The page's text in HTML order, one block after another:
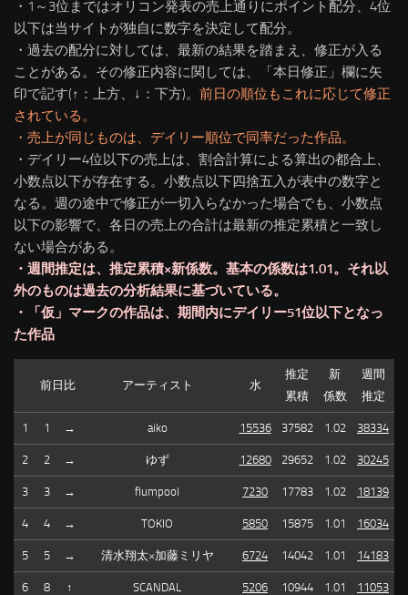
・1～3位まではオリコン発表の売上通りにポイント配分、4位
以下は当サイトが独自に数字を決定して配分。
・過去の配分に対しては、最新の結果を踏まえ、修正が入る
ことがある。 その修正内容に関しては、「本日修正」欄に矢
印で記す(↑：上方、↓：下方)。 前日の順位もこれに応じて修正
されている。
・売上が同じものは、デイリー順位で同率だった作品。
・デイリー4位以下の売上は、割合計算による算出の都合上、
小数点以下が存在する。小数点以下四捨五入が表中の数字と
なる。週の途中で修正が一切入らなかった場合でも、小数点
以下の影響で、各日の売上の合計は最新の推定累積と一致し
ない場合がある。
・週間推定は、推定累積×新係数。基本の係数は1.01。それ以
外のものは過去の分析結果に基づいている。
・「仮」マークの作品は、期間内にデイリー51位以下となっ
た作品
前日比 アーティスト 水
推定
累積
新
係数
週間
推定
1 1 → aiko 15536 37582 1.02 38334
2 2 → ゆず 12680 29652 1.02 30245
3 3 → flumpool 7230 17783 1.02 18139
4 4 → TOKIO 5850 15875 1.01 16034
5 5 → 清水翔太×加藤ミリヤ 6724 14042 1.01 14183
6 8 ↑ SCANDAL 5206 10944 1.01 11053